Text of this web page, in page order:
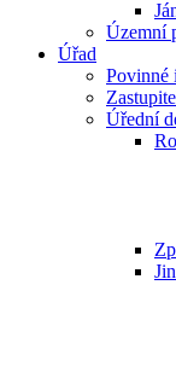
Územní
Úřad
Povinné
Úřední